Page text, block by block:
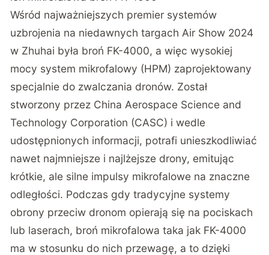
Wśród najważniejszych premier systemów
uzbrojenia na niedawnych targach Air Show 2024
w Zhuhai była broń FK-4000, a więc wysokiej
mocy system mikrofalowy (HPM) zaprojektowany
specjalnie do zwalczania dronów. Został
stworzony przez China Aerospace Science and
Technology Corporation (CASC) i wedle
udostępnionych informacji, potrafi unieszkodliwiać
nawet najmniejsze i najlżejsze drony, emitując
krótkie, ale silne impulsy mikrofalowe na znaczne
odległości. Podczas gdy tradycyjne systemy
obrony przeciw dronom opierają się na pociskach
lub laserach, broń mikrofalowa taka jak FK-4000
ma w stosunku do nich przewagę, a to dzięki